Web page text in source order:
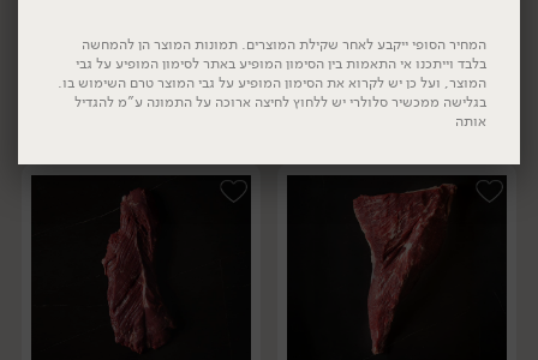
9.90 ₪ ל-100 גרם 13.90 ₪ ל-100 גרם
יח׳ יח׳
המחיר הסופי ייקבע לאחר שקילת המוצרים. תמונות המוצר הן להמחשה
בלבד וייתכנו אי התאמות בין הסימון המופיע באתר לסימון המופיע על גבי
המוצר, ועל כן יש לקרוא את הסימון המופיע על גבי המוצר טרם השימוש בו.
בגלישה ממכשיר סלולרי יש ללחוץ לחיצה ארוכה על התמונה ע"מ להגדיל
אותה